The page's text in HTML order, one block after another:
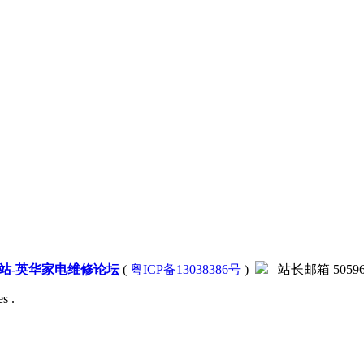
-英华家电维修论坛( 粤ICP备13038386号 ) 站长邮箱
.